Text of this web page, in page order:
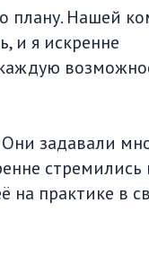
плану. Нашей
и я искренне
задавали
стремились
на практике в